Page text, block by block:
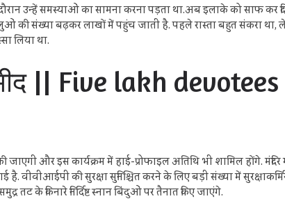
उन्हें समस्याओं का सामना करना पड़ता था.अब इलाके को साफ कर
की संख्या बढ़कर लाखों में पहुंच जाती है. पहले रास्ता बहुत संकरा
लिया था.
|| Five lakh
और इस कार्यक्रम में हाई-प्रोफाइल अतिथि भी शामिल होंगे. मंदिर
वीवीआईपी की सुरक्षा सुनिश्चित करने के लिए बड़ी संख्या में
तट के किनारे निर्दिष्ट स्नान बिंदुओं पर तैनात किए जाएंगे.